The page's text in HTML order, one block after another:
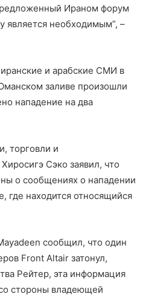
Ираном форум
является необходимым”, –
и арабские СМИ в
заливе произошли
нападение на два
торговли и
Сэко заявил, что
о сообщениях о нападении
где находится относящийся
сообщил, что один
Front Altair затонул,
Рейтер, эта информация
стороны владеющей